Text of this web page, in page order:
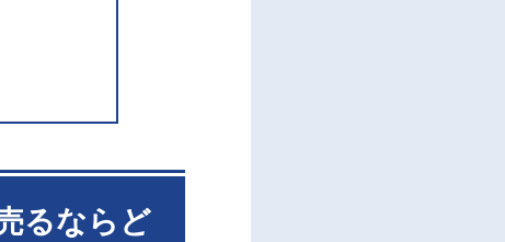
るならど